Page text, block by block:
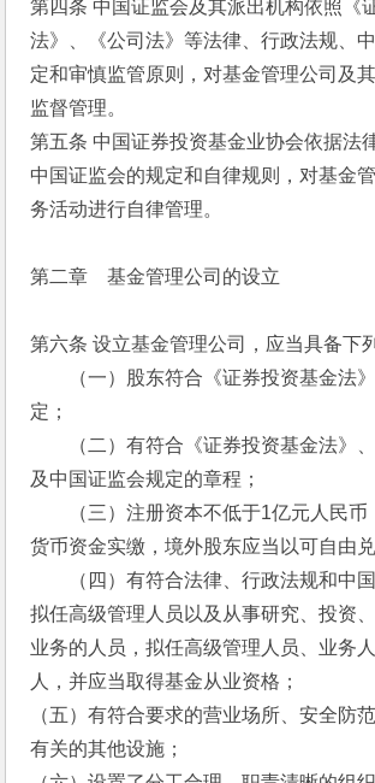
第四条 中国证监会及其派出机构依照《
法》、《公司法》等法律、行政法规、
定和审慎监管原则，对基金管理公司及
监督管理。
第五条 中国证券投资基金业协会依据法
中国证监会的规定和自律规则，对基金
务活动进行自律管理。
第二章　基金管理公司的设立
第六条 设立基金管理公司，应当具备下
（一）股东符合《证券投资基金法》
定；
（二）有符合《证券投资基金法》、
及中国证监会规定的章程；
（三）注册资本不低于1亿元人民币
货币资金实缴，境外股东应当以可自由
（四）有符合法律、行政法规和中国
拟任高级管理人员以及从事研究、投资
业务的人员，拟任高级管理人员、业务
人，并应当取得基金从业资格；
（五）有符合要求的营业场所、安全防
有关的其他设施；